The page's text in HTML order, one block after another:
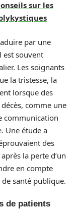
sur les
par une
est souvent
Les soignants
la tristesse, la
lorsque des
comme une
communication
Une étude a
des
la perte d’un
en compte
santé publique.
de patients